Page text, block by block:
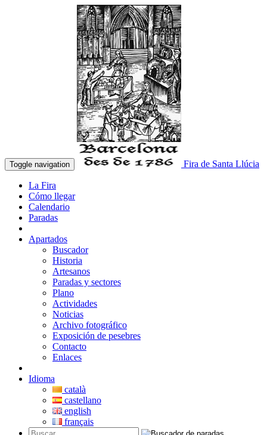
Toggle navigation Fira de Santa Llúcia
La Fira
Cómo llegar
Calendario
Paradas
Apartados
Buscador
Historia
Artesanos
Paradas y sectores
Plano
Actividades
Noticias
Archivo fotográfico
Exposición de pesebres
Contacto
Enlaces
Idioma
català
castellano
english
français